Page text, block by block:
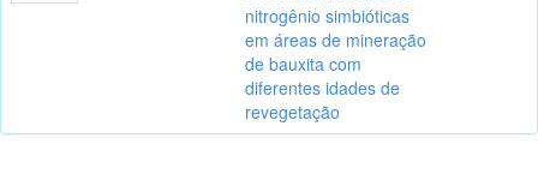
nitrogênio simbióticas
em áreas de mineração
de bauxita com
diferentes idades de
revegetação